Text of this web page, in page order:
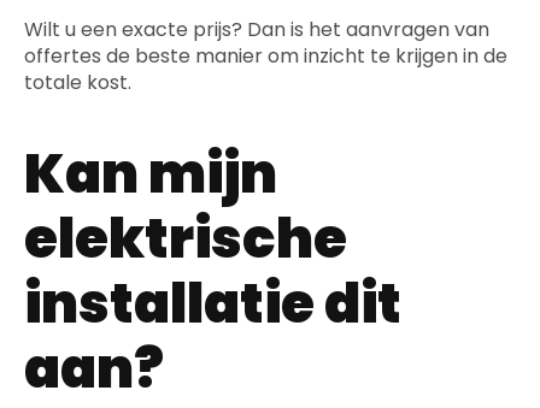
Wilt u een exacte prijs? Dan is het aanvragen van
offertes de beste manier om inzicht te krijgen in de
totale kost.
Kan mijn
elektrische
installatie dit
aan?